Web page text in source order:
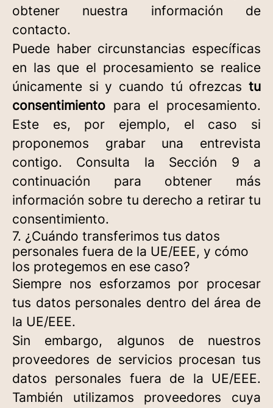
obtener nuestra información de
contacto.
Puede haber circunstancias específicas
en las que el procesamiento se realice
únicamente si y cuando tú ofrezcas tu
consentimiento para el procesamiento.
Este es, por ejemplo, el caso si
proponemos grabar una entrevista
contigo. Consulta la Sección 9 a
continuación para obtener más
información sobre tu derecho a retirar tu
consentimiento.
7. ¿Cuándo transferimos tus datos
personales fuera de la UE/EEE, y cómo
los protegemos en ese caso?
Siempre nos esforzamos por procesar
tus datos personales dentro del área de
la UE/EEE.
Sin embargo, algunos de nuestros
proveedores de servicios procesan tus
datos personales fuera de la UE/EEE.
También utilizamos proveedores cuya